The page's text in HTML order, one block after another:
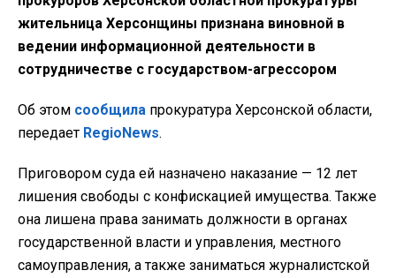
жительница Херсонщины признана виновной в
ведении информационной деятельности в
сотрудничестве с государством-агрессором
Об этом сообщила прокуратура Херсонской области,
передает RegioNews.
Приговором суда ей назначено наказание — 12 лет
лишения свободы с конфискацией имущества. Также
она лишена права занимать должности в органах
государственной власти и управления, местного
самоуправления, а также заниматься журналистской